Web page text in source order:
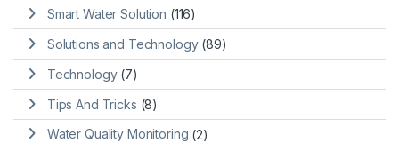
Smart Water Solution (116)
Solutions and Technology(89)
Technology(7)
Tips And Tricks (8)
Water Quality Monitoring (2)